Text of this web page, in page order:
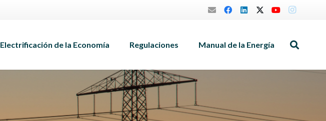
Electrificación de la Economía Regulaciones Manual de la Energía